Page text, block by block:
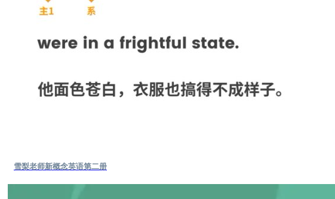
雪梨老师新概念英语第二册